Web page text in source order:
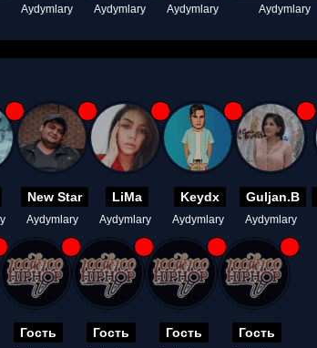
Aydymlary Aydymlary Aydymlary Aydymlary
New Star
Aydymlary
LiMa
Aydymlary
Keydx
Aydymlary
Guljan.B
Aydymlary
Гость Гость Гость Гость